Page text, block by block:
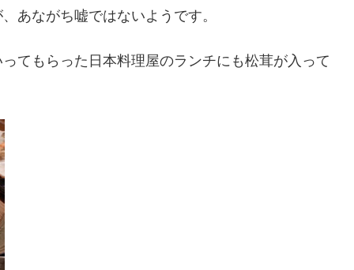
あながち嘘ではないようです。
てもらった日本料理屋のランチにも松茸が入って